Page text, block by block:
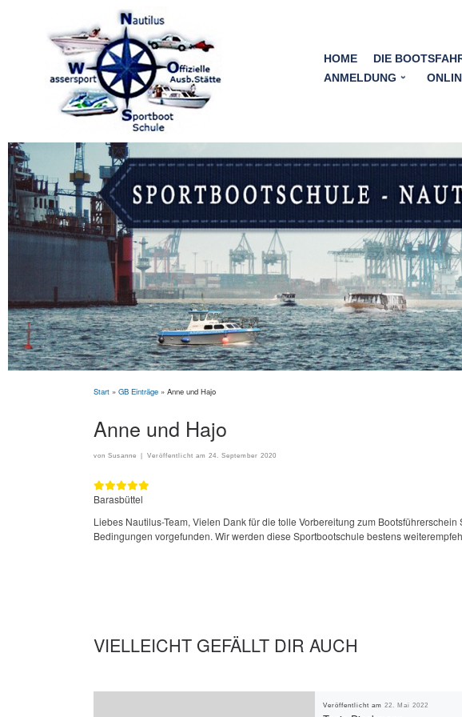
HOME DIE
ANMELDUNG
Start » GB Einträge » Anne und Hajo
Anne und Hajo
von Susanne | Veröffentlicht am24. September 2020
Barasbüttel
Liebes Nautilus-Team, Vielen Dank für die tolle Vorbereitung zum
Bedingungen vorgefunden. Wir werden diese Sportbootschule bestens
VIELLEICHT GEFÄLLT DIR AUCH
Veröffentlicht am 22. Mai 2022